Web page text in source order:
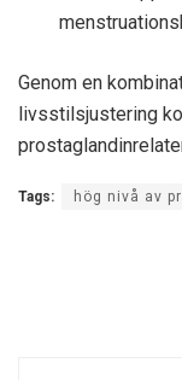
Genom en
livsstilsjustering
Tags: hög nivå av